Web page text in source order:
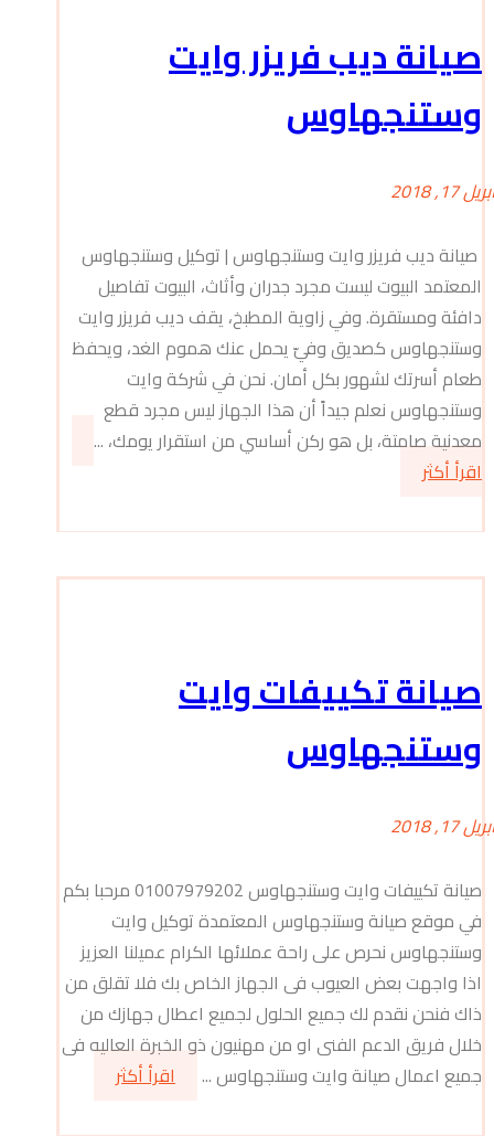
صيانة ديب فريزر وايت
وستنجهاوس
أبريل 17, 2018
صيانة ديب فريزر وايت وستنجهاوس | توكيل وستنجهاوس
المعتمد البيوت ليست مجرد جدران وأثاث، البيوت تفاصيل
دافئة ومستقرة. وفي زاوية المطبخ، يقف ديب فريزر وايت
وستنجهاوس كصديق وفيّ يحمل عنك هموم الغد، ويحفظ
طعام أسرتك لشهور بكل أمان. نحن في شركة وايت
وستنجهاوس نعلم جيداً أن هذا الجهاز ليس مجرد قطع
معدنية صامتة، بل هو ركن أساسي من استقرار يومك، ...
اقرأ أكثر
صيانة تكييفات وايت
وستنجهاوس
أبريل 17, 2018
صيانة تكييفات وايت وستنجهاوس 01007979202 مرحبا بكم
في موقع صيانة وستنجهاوس المعتمدة توكيل وايت
وستنجهاوس نحرص على راحة عملائها الكرام عميلنا العزيز
اذا واجهت بعض العيوب فى الجهاز الخاص بك فلا تقلق من
ذاك فنحن نقدم لك جميع الحلول لجميع اعطال جهازك من
خلال فريق الدعم الفنى او من مهنيون ذو الخبرة العاليه فى
جميع اعمال صيانة وايت وستنجهاوس ...
اقرأ أكثر